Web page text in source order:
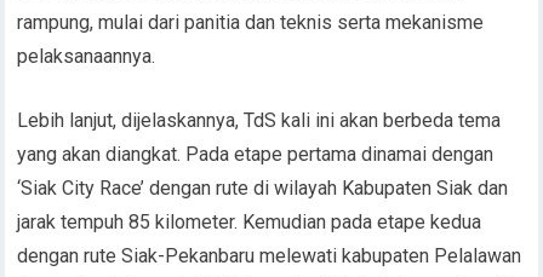
rampung, mulai dari panitia dan teknis serta mekanisme
pelaksanaannya.
Lebih lanjut, dijelaskannya, TdS kali ini akan berbeda tema
yang akan diangkat. Pada etape pertama dinamai dengan
‘Siak City Race’ dengan rute di wilayah Kabupaten Siak dan
jarak tempuh 85 kilometer. Kemudian pada etape kedua
dengan rute Siak-Pekanbaru melewati kabupaten Pelalawan